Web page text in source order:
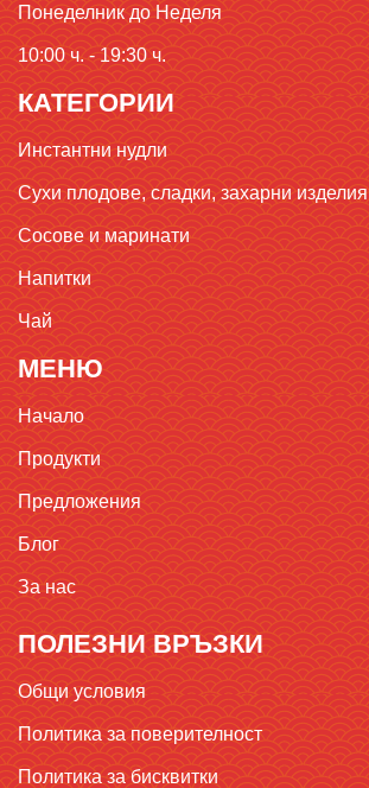
Понеделник до Неделя
10:00 ч. - 19:30 ч.
КАТЕГОРИИ
Инстантни нудли
Сухи плодове, сладки, захарни изделия
Сосове и маринати
Напитки
Чай
МЕНЮ
Начало
Продукти
Предложения
Блог
За нас
ПОЛЕЗНИ ВРЪЗКИ
Общи условия
Политика за поверителност
Политика за бисквитки